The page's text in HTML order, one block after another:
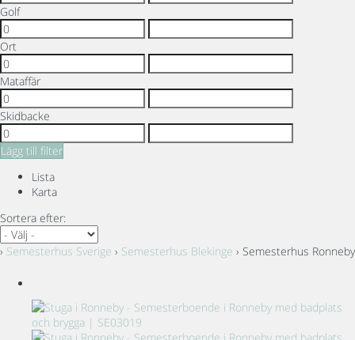
Golf
Ort
Mataffär
Skidbacke
Lägg till filter
Lista
Karta
Sortera efter:
› Semesterhus Sverige › Semesterhus Blekinge › Semesterhus Ronneby